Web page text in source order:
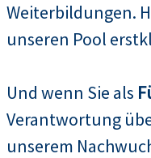
Weiterbildungen.
unseren Pool
Und wenn Sie als
Verantwortung
unserem